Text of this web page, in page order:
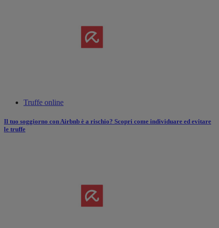
Truffe online
Il tuo soggiorno con Airbnb è a rischio? Scopri come individuare ed evitare
le truffe